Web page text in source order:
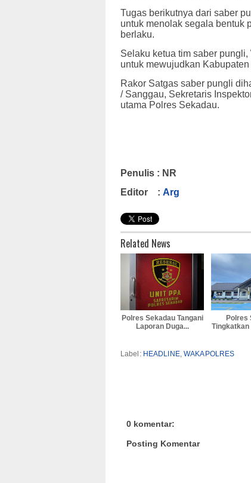
Tugas berikutnya dari saber
untuk menolak segala bentuk
berlaku.
Selaku ketua tim saber
untuk mewujudkan
Rakor Satgas saber pungli
/ Sanggau, Sekretaris
utama Polres Sekadau.
Penulis : NR
Editor : Arg
Related News
Polres Sekadau Tangani
Laporan Duga...
Polres
Tingkatkan
Label: HEADLINE,WAKAPOLRES
0 komentar:
Posting Komentar